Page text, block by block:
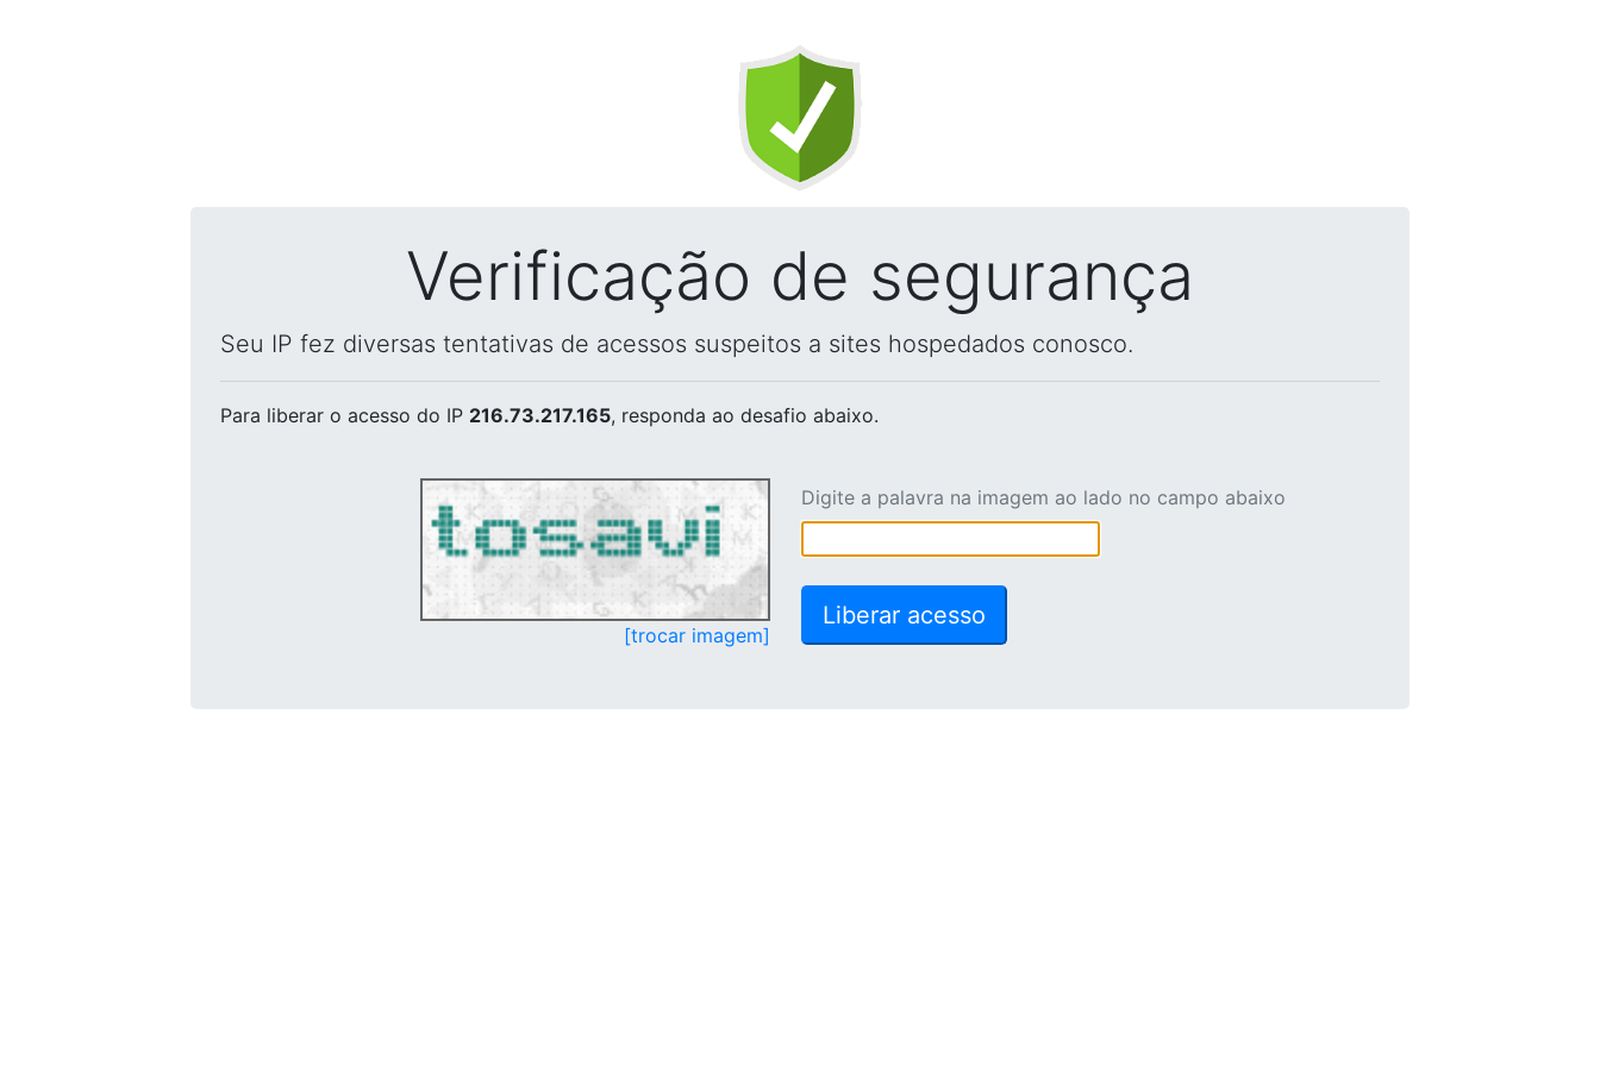
Verificação de segurança
Seu IP fez diversas tentativas de acessos suspeitos a sites hospedados conosco.
Para liberar o acesso do IP 216.73.217.165, responda ao desafio abaixo.
[trocar imagem]
Digite a palavra na imagem ao lado no campo abaixo